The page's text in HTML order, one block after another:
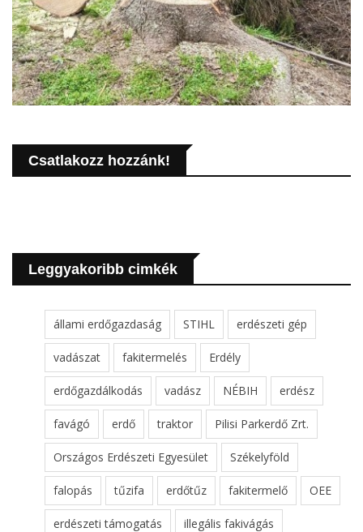
Csatlakozz hozzánk!
Leggyakoribb cimkék
állami erdőgazdaság STIHL erdészeti gép
vadászat fakitermelés Erdély
erdőgazdálkodás vadász NÉBIH erdész
favágó erdő traktor Pilisi Parkerdő Zrt.
Országos Erdészeti Egyesület Székelyföld
falopás tűzifa erdőtűz fakitermelő OEE
erdészeti támogatás illegális fakivágás